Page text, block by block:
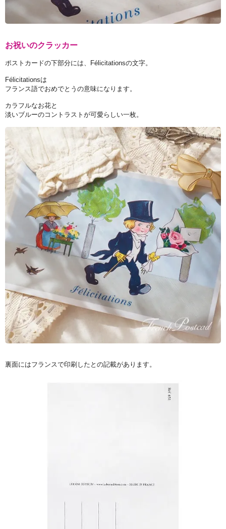
お祝いのクラッカー
ポストカードの下部分には、Félicitationsの文字。
Félicitationsは
フランス語でおめでとうの意味になります。
カラフルなお花と
淡いブルーのコントラストが可愛らしい一枚。
裏面にはフランスで印刷したとの記載があります。